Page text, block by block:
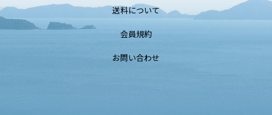
送料について
会員規約
お問い合わせ